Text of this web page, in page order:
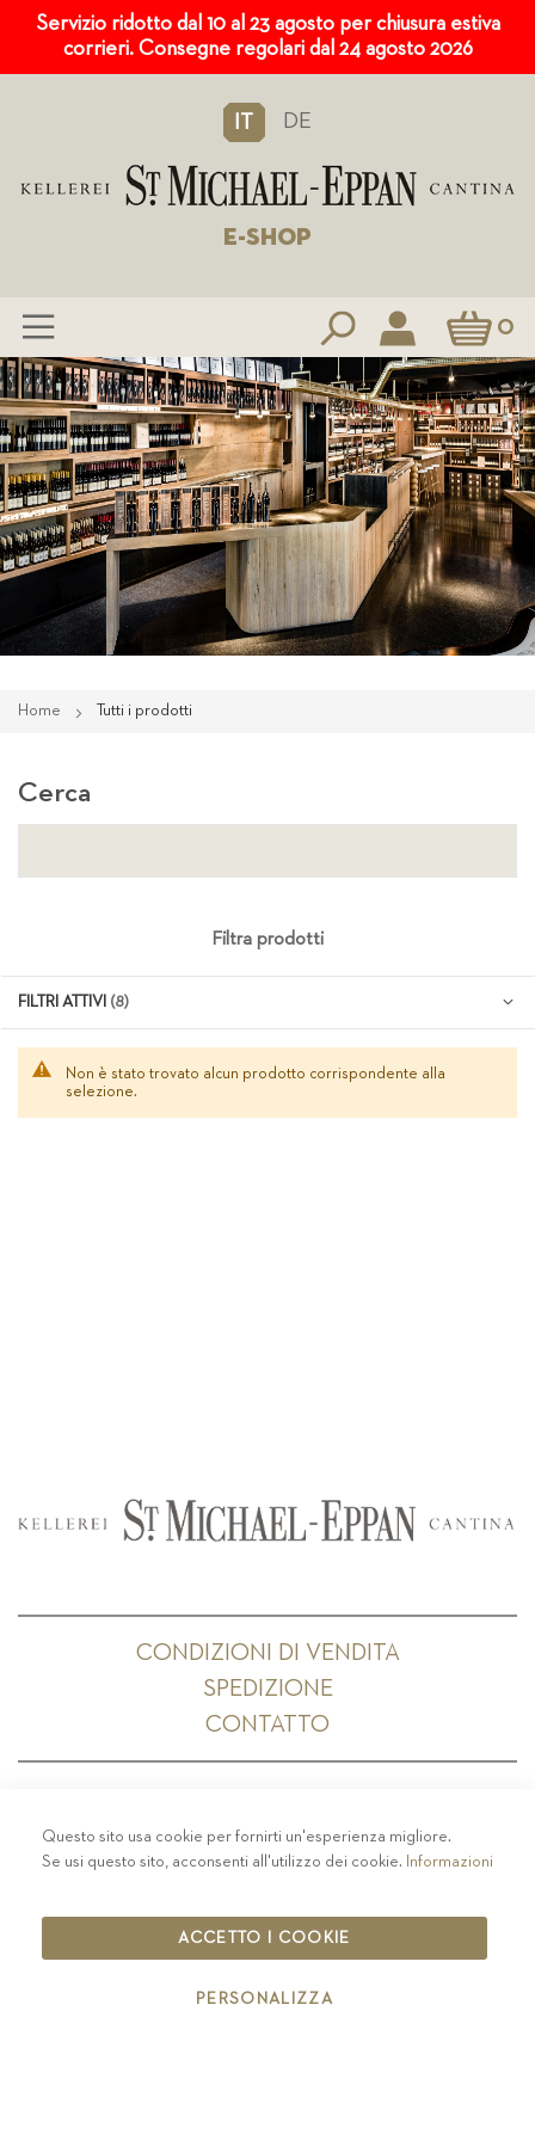
Servizio ridotto dal 10 al 23 agosto per chiusura estiva
corrieri. Consegne regolari dal 24 agosto 2026
IT DE
E-SHOP
Carrello0
Salta
al
contenuto
Home Tutti i prodotti
Non è stato trovato alcun prodotto corrispondente alla
selezione.
Cerca
Filtra prodotti
FILTRI ATTIVI
CONDIZIONI DI VENDITA
SPEDIZIONE
CONTATTO
PRIVACY-COLOPHON - COOKIE POLICY
CODICE ETICO
IT00126670215
Questo sito usa cookie per fornirti un'esperienza migliore.
Se usi questo sito, acconsenti all'utilizzo dei cookie. Informazioni
ACCETTO I COOKIE
PERSONALIZZA